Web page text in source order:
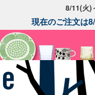
8/11(火)
現在のご注文は